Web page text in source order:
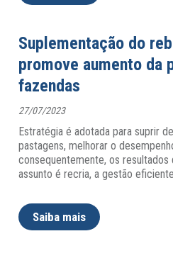
Suplementação do
promove aumento da
fazendas
27/07/2023
Estratégia é adotada para suprir
pastagens, melhorar o
consequentemente, os
assunto é recria, a gestão
Saiba mais